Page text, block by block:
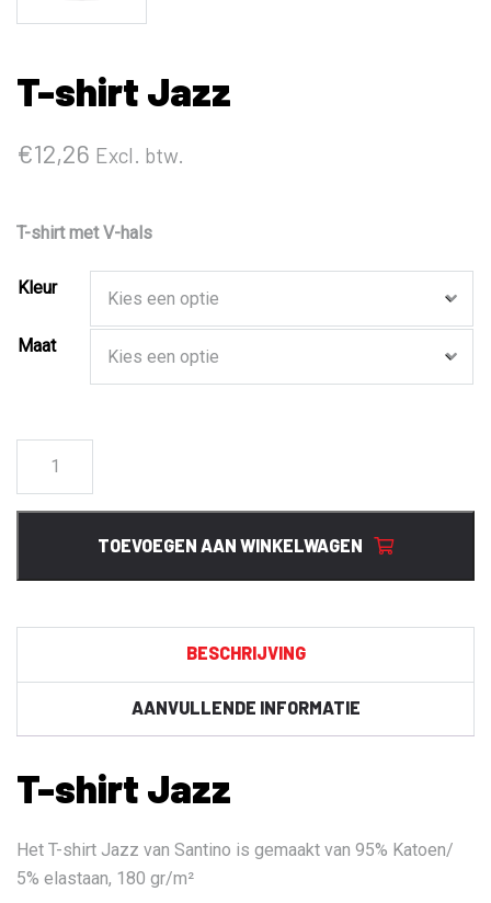
T-shirt Jazz
€12,26 Excl. btw.
T-shirt met V-hals
Kleur
Maat
Jazz
TOEVOEGEN AAN WINKELWAGEN
BESCHRIJVING
AANVULLENDE INFORMATIE
T-shirt Jazz
Het T-shirt Jazz van Santino is gemaakt van 95% Katoen/
5% elastaan, 180 gr/m²